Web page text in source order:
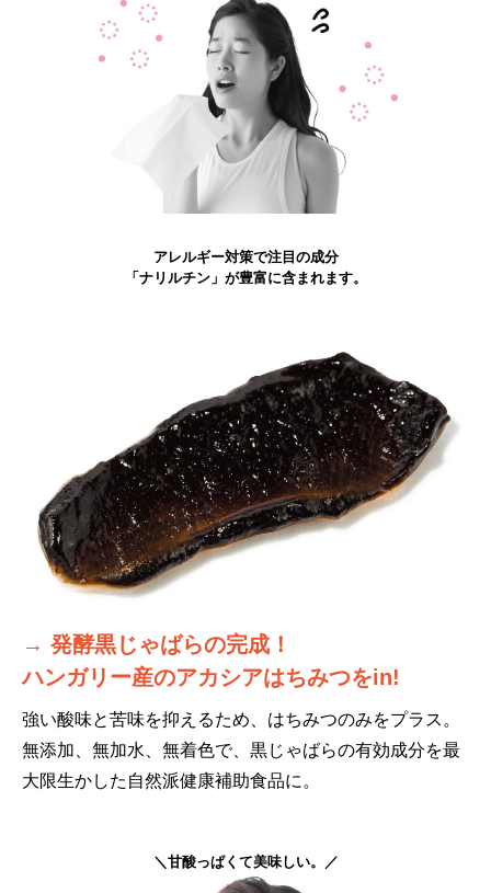
アレルギー対策で注目の成分
「ナリルチン」が豊富に含まれます。
→ 発酵黒じゃばらの完成！
ハンガリー産のアカシアはちみつをin!
強い酸味と苦味を抑えるため、はちみつのみをプラス。
無添加、無加水、無着色で、黒じゃばらの有効成分を最
大限生かした自然派健康補助食品に。
＼甘酸っぱくて美味しい。／